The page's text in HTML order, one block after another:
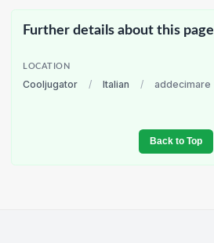
Further details about this page
LOCATION
Cooljugator / Italian / addecimare
Back to Top